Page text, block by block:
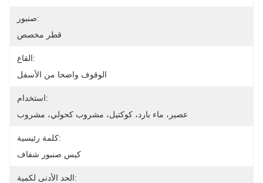
صنبور:
قطر مخصص
القاع:
الوقوف واضحا من الأسفل
استخدام:
عصير، ماء بارد، كوكتيل، مشروب كحولي، مشروب
كلمة رئيسية:
كيس صنبور شفاف
الحد الأدنى لكمية: